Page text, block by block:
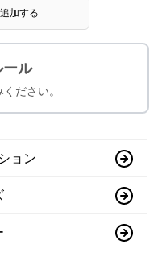
加する
ール
ださい。
ョン